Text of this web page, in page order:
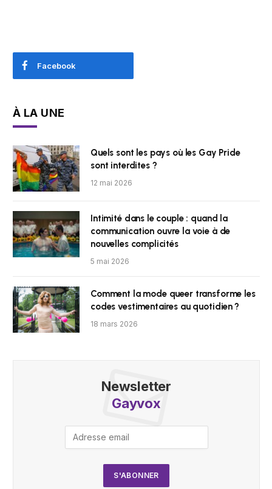
Facebook
À LA UNE
Quels sont les pays où les Gay Pride
sont interdites ?
12 mai 2026
Intimité dans le couple : quand la
communication ouvre la voie à de
nouvelles complicités
5 mai 2026
Comment la mode queer transforme les
codes vestimentaires au quotidien ?
18 mars 2026
Newsletter
Gayvox